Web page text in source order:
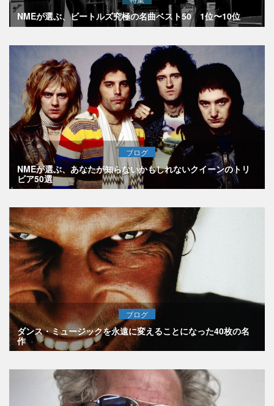
NMEが選ぶ、ビートルズ究極の名曲ベスト50 1位〜10位
ブログ
NMEが選ぶ、あなたが知らないかもしれないクイーンのトリ
ビア50選
ブログ
ダンス・ミュージックを永遠に変えることになった40枚の名
作